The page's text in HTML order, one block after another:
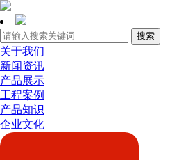
关于我们
新闻资讯
产品展示
工程案例
产品知识
企业文化